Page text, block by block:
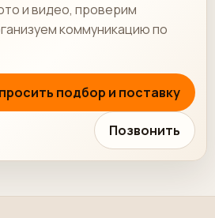
и видео, проверим
коммуникацию по
подбор и поставку
Позвонить